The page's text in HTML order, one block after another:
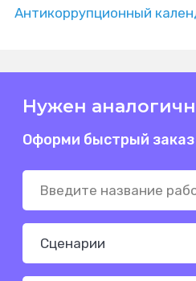
Антикоррупционный
Нужен
Оформи быстрый заказ